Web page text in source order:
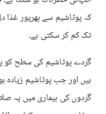
تک کم کر سکتی ہے۔
گردے پوٹاشیم کی سطح کو
ہیں اور جب پوٹاشیم زیادہ
گردوں کی بیماری میں یہ